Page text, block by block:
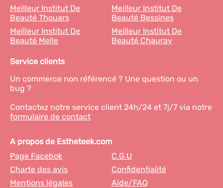
Meilleur Institut De
Beauté Thouars
Meilleur Institut De
Beauté Bessines
Meilleur Institut De
Beauté Melle
Meilleur Institut De
Beauté Chauray
Service clients
Un commerce non référencé ? Une question ou un
bug ?
Contactez notre service client 24h/24 et 7j/7 via notre
formulaire de contact
A propos de Estheteek.com
Page Facebok
C.G.U
Charte des avis
Confidentialité
Mentions légales
Aide/FAQ